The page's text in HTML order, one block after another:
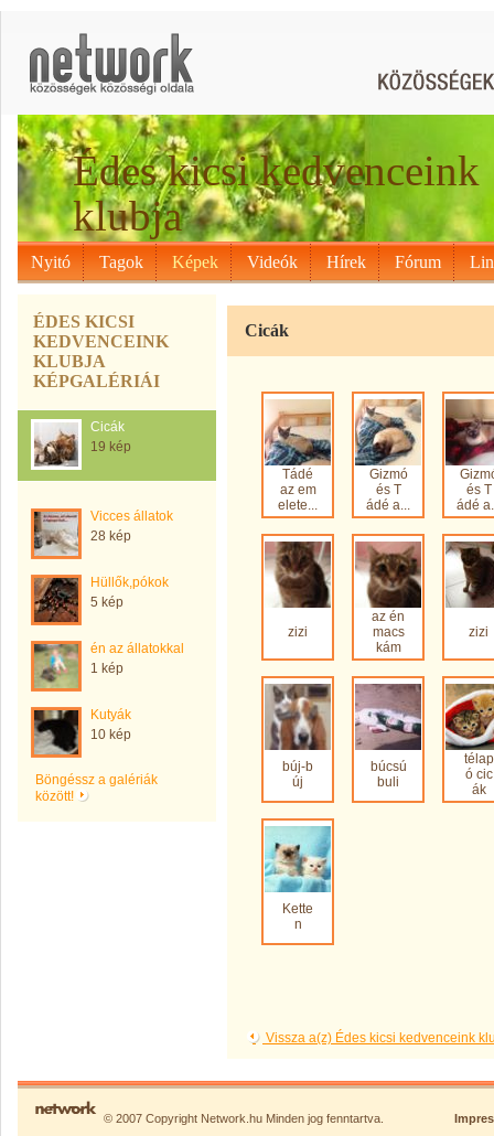
Édes kicsi kedvenceink
klubja
Nyitó Tagok Képek Videók Hírek Fórum
ÉDES KICSI
KEDVENCEINK
KLUBJA
KÉPGALÉRIÁI
Cicák
19 kép
Vicces állatok
28 kép
Hüllők,pókok
5 kép
én az állatokkal
1 kép
Kutyák
10 kép
Böngéssz a galériák
között!
Cicák
Tádé
az em
elete...
Gizmó
és T
ádé a...
és T
ádé
zizi
az én
macs
kám
zizi
búj-b
új
búcsú
buli
télap
ó cic
ák
Kette
n
Vissza a(z) Édes kicsi kedvenceink
© 2007 Copyright Network.hu Minden jog fenntartva.